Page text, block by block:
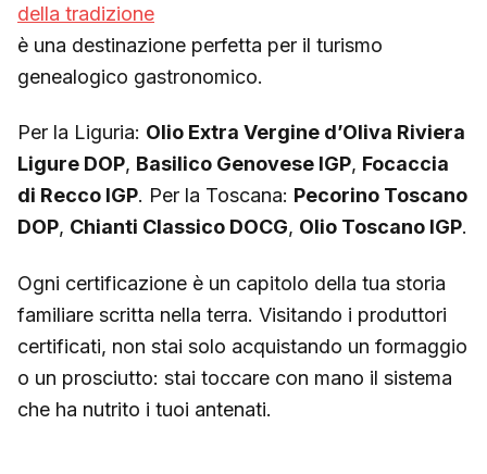
della tradizione
è una destinazione perfetta per il turismo
genealogico gastronomico.
Per la Liguria: Olio Extra Vergine d’Oliva Riviera
Ligure DOP, Basilico Genovese IGP, Focaccia
di Recco IGP. Per la Toscana: Pecorino Toscano
DOP, Chianti Classico DOCG, Olio Toscano IGP.
Ogni certificazione è un capitolo della tua storia
familiare scritta nella terra. Visitando i produttori
certificati, non stai solo acquistando un formaggio
o un prosciutto: stai toccare con mano il sistema
che ha nutrito i tuoi antenati.